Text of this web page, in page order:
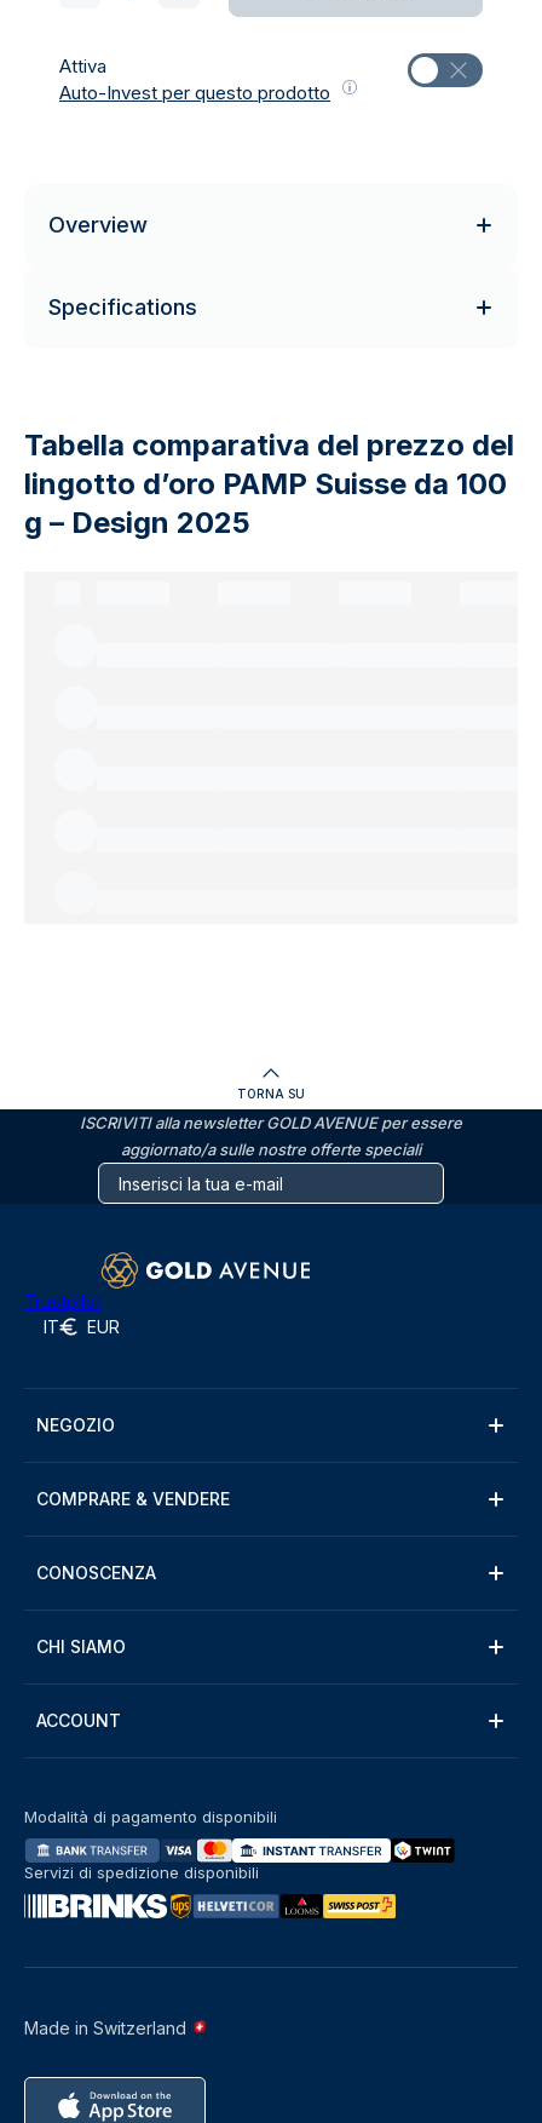
Attiva
Auto-Invest per questo prodotto
Overview
Specifications
Tabella comparativa del prezzo del
lingotto d’oro PAMP Suisse da 100
g – Design 2025
TORNA SU
ISCRIVITI alla newsletter GOLD AVENUE per essere
aggiornato/a sulle nostre offerte speciali
Trustpilot
IT EUR
NEGOZIO
COMPRARE & VENDERE
CONOSCENZA
CHI SIAMO
ACCOUNT
Made in Switzerland
Modalità di pagamento disponibili
Servizi di spedizione disponibili